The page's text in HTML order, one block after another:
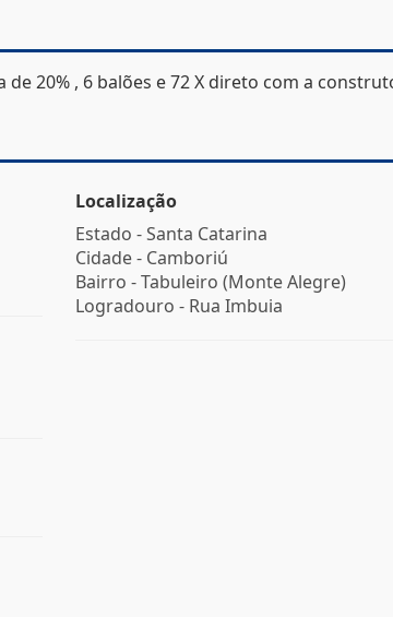
20% , 6 balões e 72 X direto com a
Localização
Estado -Santa Catarina
Cidade - Camboriú
Bairro -Tabuleiro (Monte Alegre)
Logradouro - Rua Imbuia